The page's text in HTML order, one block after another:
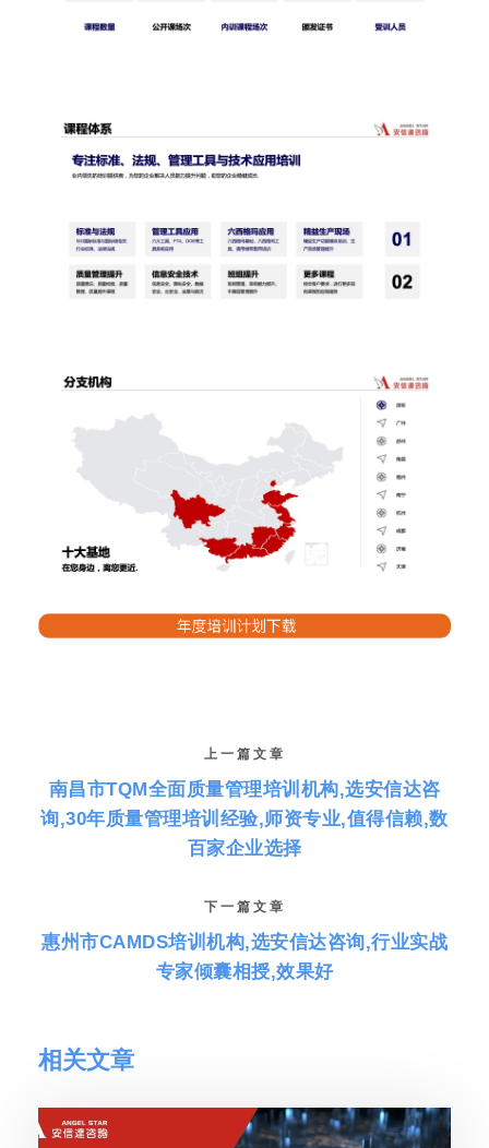
上一篇文章
南昌市TQM全面质量管理培训机构,选安信达咨
询,30年质量管理培训经验,师资专业,值得信赖,数
百家企业选择
下一篇文章
惠州市CAMDS培训机构,选安信达咨询,行业实战
专家倾囊相授,效果好
相关文章